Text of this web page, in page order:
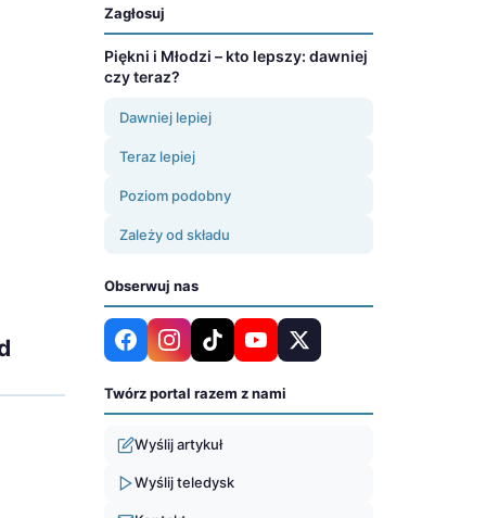
Zagłosuj
Piękni i Młodzi – kto lepszy: dawniej
czy teraz?
Dawniej lepiej
Teraz lepiej
Poziom podobny
Zależy od składu
Obserwuj nas
Twórz portal razem z nami
Wyślij artykuł
Wyślij teledysk